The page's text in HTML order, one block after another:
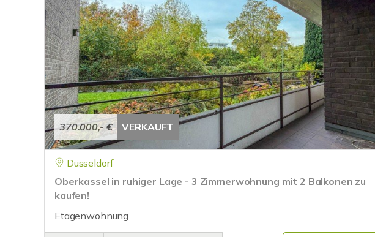
370.000,- € VERKAUFT
Düsseldorf
Oberkassel in ruhiger Lage - 3 Zimmerwohnung mit 2 Balkonen zu
kaufen!
Etagenwohnung